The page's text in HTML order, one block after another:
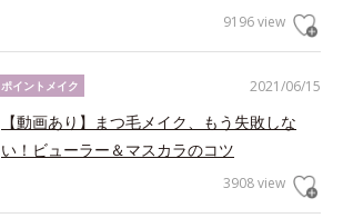
9196 view
2021/06/15
ポイントメイク
【動画あり】まつ毛メイク、もう失敗しな
い！ビューラー＆マスカラのコツ
3908 view